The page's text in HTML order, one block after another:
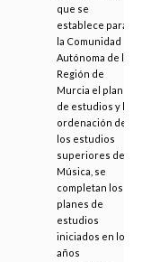
que se
establece para
la Comunidad
Autónoma de la
Región de
Murcia el plan
de estudios y la
ordenación de
los estudios
superiores de
Música, se
completan los
planes de
estudios
iniciados en los
años